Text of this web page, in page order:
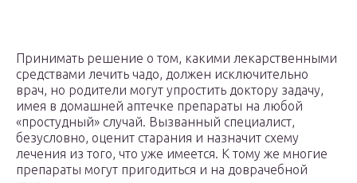
Принимать решение о том, какими лекарственными
средствами лечить чадо, должен исключительно
врач, но родители могут упростить доктору задачу,
имея в домашней аптечке препараты на любой
«простудный» случай. Вызванный специалист,
безусловно, оценит старания и назначит схему
лечения из того, что уже имеется. К тому же многие
препараты могут пригодиться и на доврачебной